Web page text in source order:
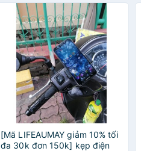
[Mã LIFEAUMAY giảm 10% tối
đa 30k đơn 150k] kẹp điện